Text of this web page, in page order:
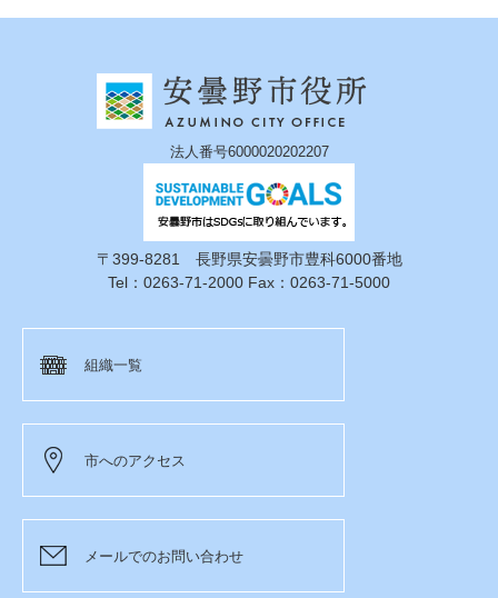
法人番号6000020202207
〒399-8281 長野県安曇野市豊科6000番地
Tel：0263-71-2000 Fax：0263-71-5000
組織一覧
市へのアクセス
メールでのお問い合わせ